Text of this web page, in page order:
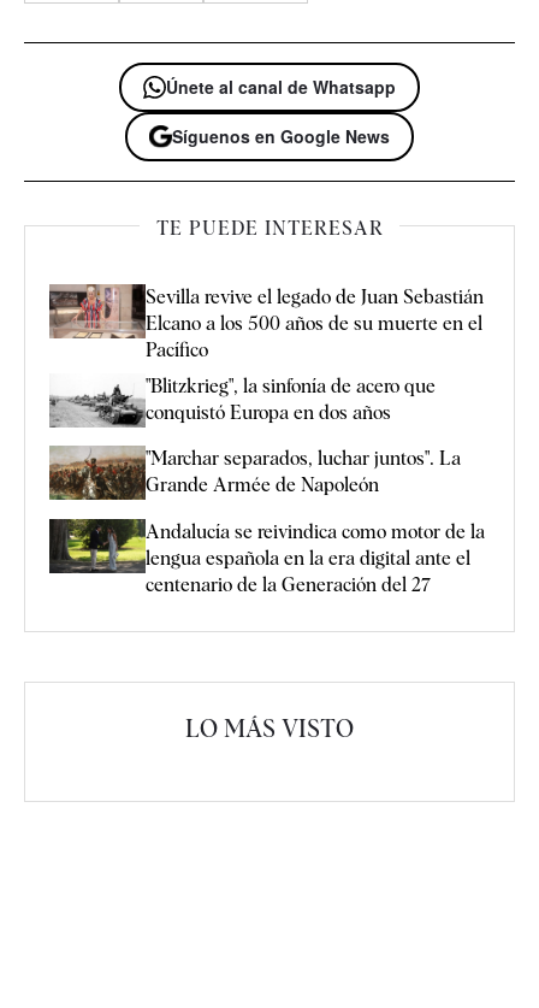
Únete al canal de Whatsapp
Síguenos en Google News
TE PUEDE INTERESAR
Sevilla revive el legado de Juan Sebastián
Elcano a los 500 años de su muerte en el
Pacífico
"Blitzkrieg", la sinfonía de acero que
conquistó Europa en dos años
"Marchar separados, luchar juntos". La
Grande Armée de Napoleón
Andalucía se reivindica como motor de la
lengua española en la era digital ante el
centenario de la Generación del 27
LO MÁS VISTO